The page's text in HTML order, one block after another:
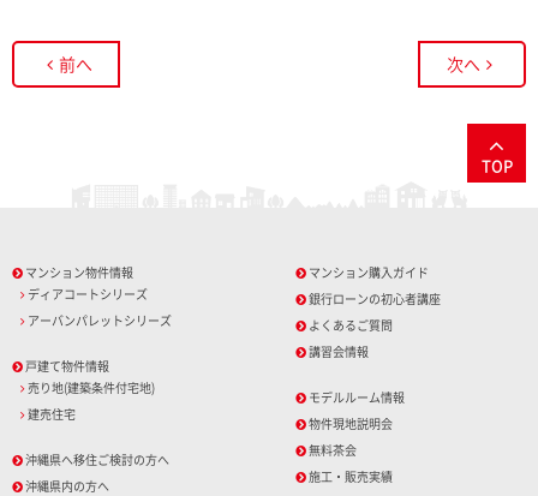
次へ
前へ
TOP
マンション物件情報
ディアコートシリーズ
アーバンパレットシリーズ
戸建て物件情報
売り地(建築条件付宅地)
建売住宅
沖縄県へ移住ご検討の方へ
沖縄県内の方へ
マンション購入ガイド
銀行ローンの初心者講座
よくあるご質問
講習会情報
モデルルーム情報
物件現地説明会
無料茶会
施工・販売実績